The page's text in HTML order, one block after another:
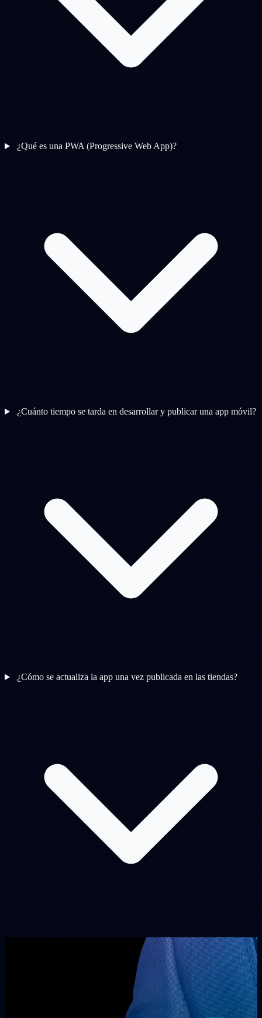
¿Qué es una PWA (Progressive Web App)?
¿Cuánto tiempo se tarda en desarrollar y publicar una app móvil?
¿Cómo se actualiza la app una vez publicada en las tiendas?